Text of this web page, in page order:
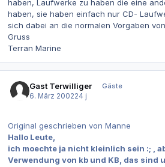
haben, Laufwerke zu haben die eine
haben, sie haben einfach nur CD-
sich dabei an die normalen Vorgaben
Gruss
Terran Marine
Gast Terwilliger
Gäste
6. März 200224 j
Original geschrieben von Manne
Hallo Leute,
ich moechte ja nicht kleinlich sein :; ,
Verwendung von kb und KB, das sind